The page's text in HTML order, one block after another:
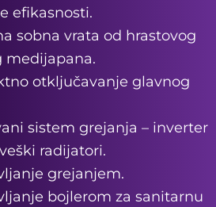
efikasnosti.
sobna vrata od hrastovog
medijapana.
otključavanje glavnog
sistem grejanja – inverter
radijatori.
grejanjem.
bojlerom za sanitarnu